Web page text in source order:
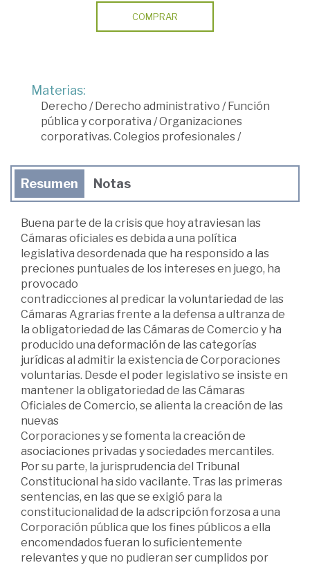
COMPRAR
Materias:
Derecho / Derecho administrativo / Función
pública y corporativa /Organizaciones
corporativas. Colegios profesionales/
Resumen Notas
Buena parte de la crisis que hoy atraviesan las
Cámaras oficiales es debida a una política
legislativa desordenada que ha responsido a las
preciones puntuales de los intereses en juego, ha
provocado
contradicciones al predicar la voluntariedad de las
Cámaras Agrarias frente a la defensa a ultranza de
la obligatoriedad de las Cámaras de Comercio y ha
producido una deformación de las categorías
jurídicas al admitir la existencia de Corporaciones
voluntarias. Desde el poder legislativo se insiste en
mantener la obligatoriedad de las Cámaras
Oficiales de Comercio, se alienta la creación de las
nuevas
Corporaciones y se fomenta la creación de
asociaciones privadas y sociedades mercantiles.
Por su parte, la jurisprudencia del Tribunal
Constitucional ha sido vacilante. Tras las primeras
sentencias, en las que se exigió para la
constitucionalidad de la adscripción forzosa a una
Corporación pública que los fines públicos a ella
encomendados fueran lo suficientemente
relevantes y que no pudieran ser cumplidos por